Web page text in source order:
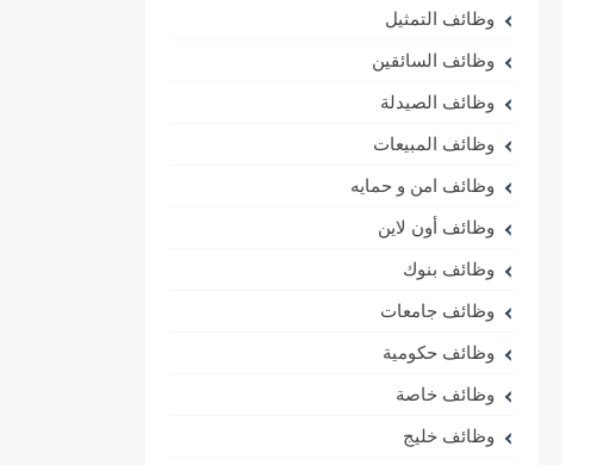
وظائف التمثيل
وظائف السائقين
وظائف الصيدلة
وظائف المبيعات
وظائف امن و حمايه
وظائف أون لاين
وظائف بنوك
وظائف جامعات
وظائف حكومية
وظائف خاصة
وظائف خليج